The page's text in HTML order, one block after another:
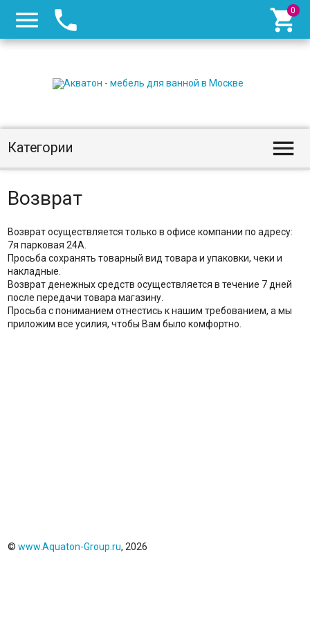
  
Категории 
Возврат
Возврат осуществляется только в офисе компании по адресу:
7я парковая 24A.
Просьба сохранять товарный вид товара и упаковки, чеки и
накладные.
Возврат денежных средств осуществляется в течение 7 дней
после передачи товара магазину.
Просьба с пониманием отнестись к нашим требованием, а мы
приложим все усилия, чтобы Вам было комфортно.
© www.Aquaton-Group.ru, 2026